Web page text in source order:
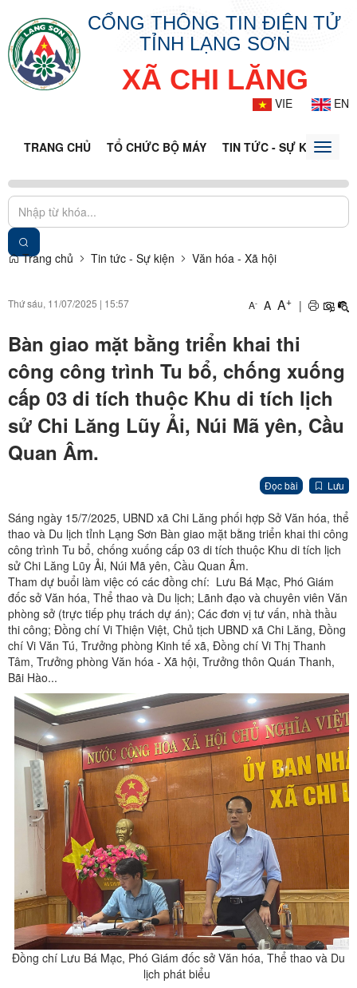
CỔNG THÔNG TIN ĐIỆN TỬ
TỈNH LẠNG SƠN
XÃ CHI LĂNG
VIE EN
TRANG CHỦ TỔ CHỨC BỘ MÁY TIN TỨC - SỰ KIỆNToggle
Trang chủ Tin tức - Sự kiện Văn hóa - Xã hội
Thứ sáu, 11/07/2025 | 15:57 A- A A+ |
Bàn giao mặt bằng triển khai thi
công công trình Tu bổ, chống xuống
cấp 03 di tích thuộc Khu di tích lịch
sử Chi Lăng Lũy Ải, Núi Mã yên, Cầu
Quan Âm.
Đọc bài Lưu
Sáng ngày 15/7/2025, UBND xã Chi Lăng phối hợp Sở Văn hóa, thể
thao và Du lịch tỉnh Lạng Sơn Bàn giao mặt bằng triển khai thi công
công trình Tu bổ, chống xuống cấp 03 di tích thuộc Khu di tích lịch
sử Chi Lăng Lũy Ải, Núi Mã yên, Cầu Quan Âm.
Tham dự buổi làm việc có các đồng chí: Lưu Bá Mạc, Phó Giám
đốc sở Văn hóa, Thể thao và Du lịch; Lãnh đạo và chuyên viên Văn
phòng sở (trực tiếp phụ trách dự án); Các đơn vị tư vấn, nhà thầu
thi công; Đồng chí Vi Thiện Việt, Chủ tịch UBND xã Chi Lăng, Đồng
chí Vi Văn Tú, Trưởng phòng Kinh tế xã, Đồng chí Vi Thị Thanh
Tâm, Trưởng phòng Văn hóa - Xã hội, Trưởng thôn Quán Thanh,
Bãi Hào...
Đồng chí Lưu Bá Mạc, Phó Giám đốc sở Văn hóa, Thể thao và Du
lịch phát biểu